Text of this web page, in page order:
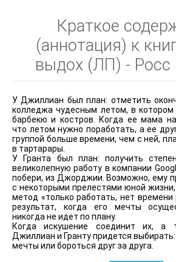
Краткое
(аннотация) к
выдох (ЛП) - Росс
У Джиллиан был план: отметить
колледжа чудесным летом, в
барбекю и костров. Когда ее мама
что летом нужно поработать, а ее
группой больше времени, чем с ней,
в тартарары.
У Гранта был план: получить
великолепную работу в компании
побери, из Джорджии. Возможно, ему
с некоторыми прелестями юной жизни,
метод «только работать, нет времени
результат, когда его мечты
никогда не идет по плану.
Когда искушение соединит их, а
Джиллиан и Гранту придется
мечты или бороться друг за друга.